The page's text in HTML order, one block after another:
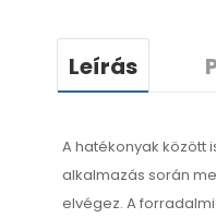
Leírás
A hatékonyak között
alkalmazás során
elvégez. A